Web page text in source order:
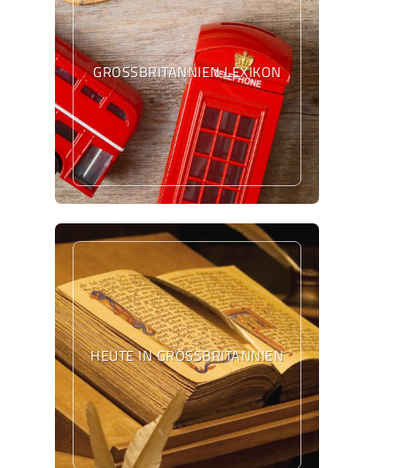
GROSSBRITANNIEN LEXIKON
HEUTE IN GROSSBRITANNIEN